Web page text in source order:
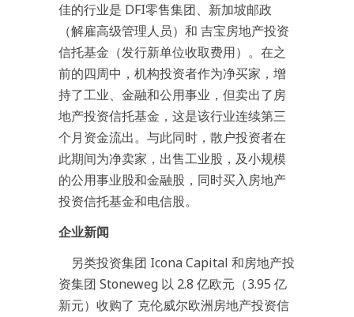
佳的行业是 DFI零售集团、新加坡邮政
（解雇高级管理人员）和 吉宝房地产投资
信托基金（发行新单位收取费用）。在之
前的四周中，机构投资者作为净买家，增
持了工业、金融和公用事业，但卖出了房
地产投资信托基金，这是该行业连续第三
个月资金流出。与此同时，散户投资者在
此期间为净卖家，出售工业股，及小规模
的公用事业股和金融股，同时买入房地产
投资信托基金和电信股。
企业新闻
另类投资集团 Icona Capital 和房地产投
资集团 Stoneweg 以 2.8 亿欧元（3.95 亿
新元）收购了 克伦威尔欧洲房地产投资信